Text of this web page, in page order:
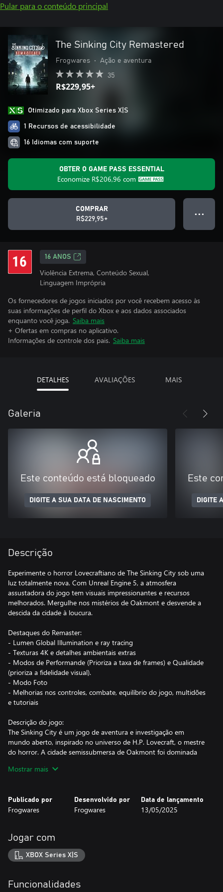
Pular para o conteúdo principal
The Sinking City Remastered
Frogwares • Ação e aventura
35
R$229,95+
Otimizado para Xbox Series X|S
1 Recursos de acessibilidade
16 Idiomas com suporte
OBTER O GAME PASS ESSENTIAL
Economize R$206,96 com
COMPRAR
R$229,95+
● ● ●
16 ANOS
Violência Extrema, Conteúdo Sexual,
Linguagem Imprópria
Os fornecedores de jogos iniciados por você recebem acesso às
suas informações de perfil do Xbox e aos dados associados
enquanto você joga. Saiba mais
+ Ofertas em compras no aplicativo.
Informações de controle dos pais. Saiba mais
DETALHES AVALIAÇÕES MAIS
Galeria
Este conteúdo está bloqueado
DIGITE A SUA DATA DE NASCIMENTO
Este
DIGITE
Descrição
Experimente o horror Lovecraftiano de The Sinking City sob uma
luz totalmente nova. Com Unreal Engine 5, a atmosfera
assustadora do jogo tem visuais impressionantes e recursos
melhorados. Mergulhe nos mistérios de Oakmont e desvende a
descida da cidade à loucura.
Destaques do Remaster:
- Lumen Global Illumination e ray tracing
- Texturas 4K e detalhes ambientais extras
- Modos de Performande (Prioriza a taxa de frames) e Qualidade
(prioriza a fidelidade visual).
- Modo Foto
- Melhorias nos controles, combate, equilíbrio do jogo, multidões
e tutoriais
Descrição do jogo:
The Sinking City é um jogo de aventura e investigação em
mundo aberto, inspirado no universo de H.P. Lovecraft, o mestre
do horror. A cidade semissubmersa de Oakmont foi dominada
é descobrir o que de facto possuiu a cidade... e a mente dos seus
Pilares do jogo:
- História e atmosfera opressiva inspiradas no universo de H.P.
- Um vasto mundo aberto que pode ser explorado a pé, de
barco, com um fato de mergulho…
- Grande rejogabilidade graças a um sistema aberto de
investigação: cada caso pode ser solucionado de diversas formas,
- Um arsenal de armas da década de 1920 para enfrentar
Mostrar mais
Publicado por
Frogwares
Desenvolvido por
Frogwares
Data de lançamento
13/05/2025
Jogar com
XBOX Series X|S
Funcionalidades